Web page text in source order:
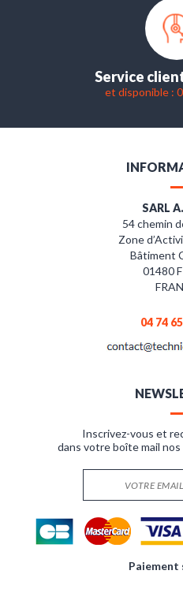
Service
et disponible :
SARL
54 chemin
Zone
Bâtiment
01480
04 74
Inscrivez-vous et
dans votre boîte mail
Paiement